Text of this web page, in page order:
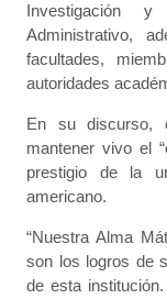
Investigación
Administrativo,
facultades,
autoridades
En su discurso,
mantener vivo el
prestigio de la
americano.
“Nuestra Alma
son los logros de
de esta